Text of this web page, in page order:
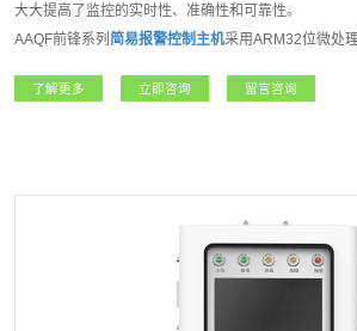
大大提高了监控的实时性、准确性和可靠性。
AAQF前锋系列 简易报警控制主机采用ARM32位微处
RS485输出，4组继电器接口，用于控制风机、电磁阀
了解更多 立即咨询 留言咨询